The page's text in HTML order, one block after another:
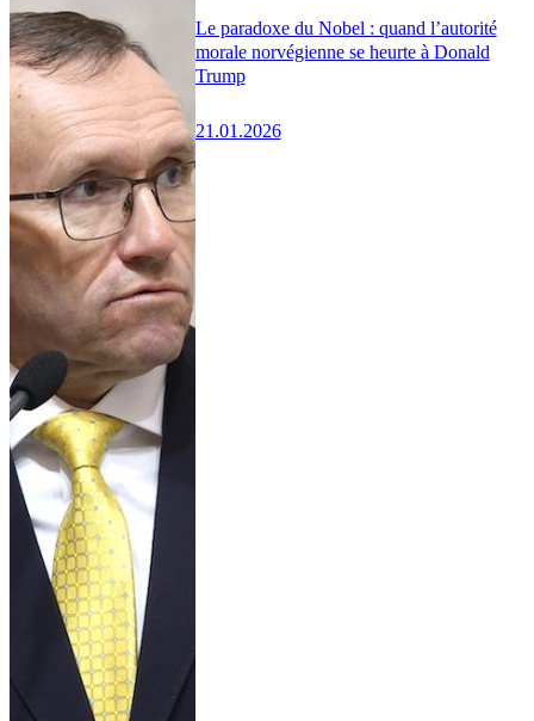
Le paradoxe du Nobel : quand l’autorité
morale norvégienne se heurte à Donald
Trump
21.01.2026